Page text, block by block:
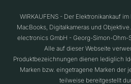
WIRKAUFENS - Der Elektronikankauf
MacBooks, Digitalkameras und
electronics GmbH - Georg-Simon-Ohm-
Alle auf dieser Webseite
Produktbezeichnungen dienen lediglich
Marken bzw. eingetragene Marken der
teilweise bereitgestellt